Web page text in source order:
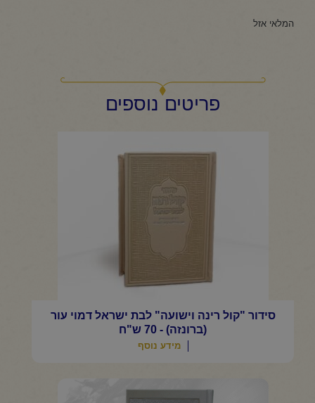
המלאי אזל
פריטים נוספים
סידור "קול רינה וישועה" לבת ישראל דמוי עור
(ברונזה) - 70 ש"ח
מידע נוסף